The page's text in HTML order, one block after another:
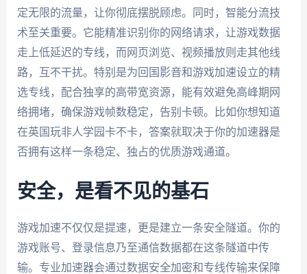
定无限的流量，让你彻底摆脱顾虑。同时，智能分流技
术至关重要。它能精准识别你的网络请求，让游戏数据
走上低延迟的专线，而网页浏览、视频播放则走其他线
路，互不干扰。特别是为回国影音和游戏加速设立的精
选专线，配合独享的高带宽资源，能有效避免高峰期网
络拥堵，确保游戏帧数稳定，告别卡顿。比如你想知道
在英国玩非人学园卡不卡，答案就取决于你的加速器是
否拥有这样一条稳定、独占的优质游戏通道。
安全，是看不见的基石
游戏加速不仅仅是提速，更是建立一条安全隧道。你的
游戏账号、登录信息乃至通信数据都在这条隧道中传
输。专业加速器会通过数据安全加密和专线传输来保障